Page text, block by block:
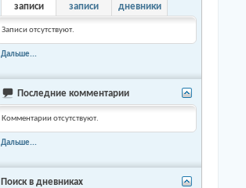
записи
записи
дневники
Записи отсутствуют.
Дальше...
Последние комментарии
Комментарии отсутствуют.
Дальше...
Поиск в дневниках